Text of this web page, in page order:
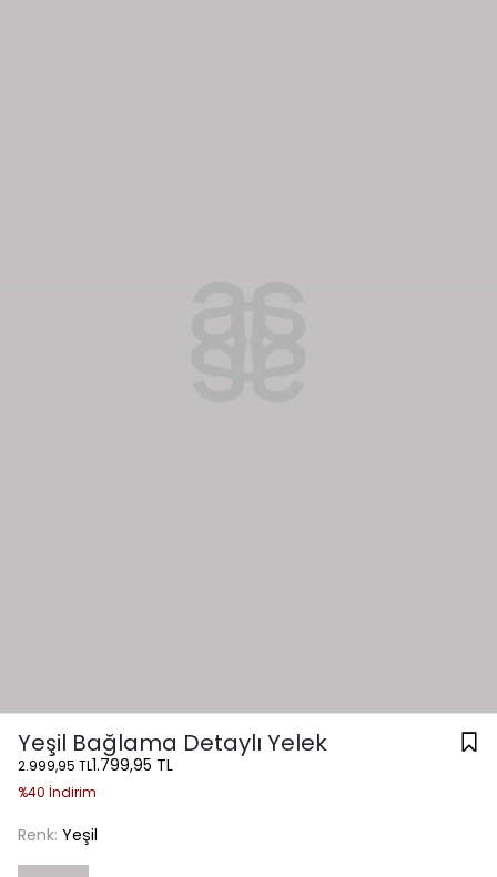
Yeşil Bağlama Detaylı Yelek
2.999,95 TL1.799,95 TL
%40 İndirim
Renk: Yeşil